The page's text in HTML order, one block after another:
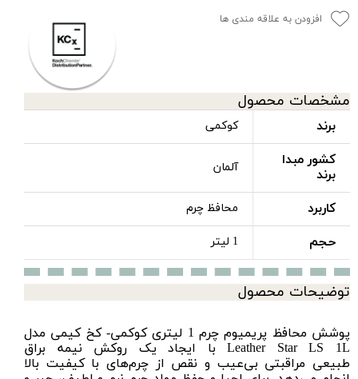
افزودن به علاقه مندی ها
مشخصات محصول
برند کوکمی
کشور مبدا
برند
آلمان
کاربرد محافظ چرم
حجم 1 لیتر
توضیحات محصول
پوشش محافظ پریمیوم چرم 1 لیتری کوکمی- کخ کیمی مدل
Leather Star LS 1L با ایجاد یک روکش نیمه براق
طبیعی مراقبتی بی‌عیب و نقص از چرم‌های با کیفیت بالا